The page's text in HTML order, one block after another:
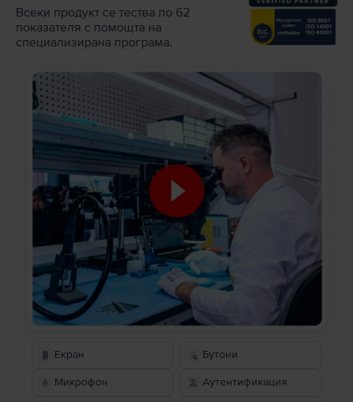
Всеки продукт се тества по 62
показателя с помощта на
специализирана програма.
Екран Бутони
Микрофон Аутентификация